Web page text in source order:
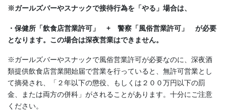
※ガールズバーやスナックで接待行為を「やる」場合は、
・保健所「飲食店営業許可」 + 警察「風俗営業許可」 が必要
となります。この場合は深夜営業はできません。
※ガールズバーやスナックで風俗営業許可が必要なのに、深夜酒
類提供飲食店営業開始届で営業を行っていると、無許可営業とし
て摘発され、「２年以下の懲役、もしくは２００万円以下の罰
金、または両方の併科」がされることがあります。十分にご注意
ください。